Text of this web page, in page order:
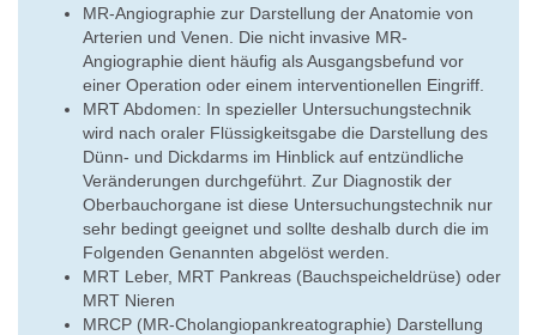
MR-Angiographie zur Darstellung der Anatomie von
Arterien und Venen. Die nicht invasive MR-
Angiographie dient häufig als Ausgangsbefund vor
einer Operation oder einem interventionellen Eingriff.
MRT Abdomen: In spezieller Untersuchungstechnik
wird nach oraler Flüssigkeitsgabe die Darstellung des
Dünn- und Dickdarms im Hinblick auf entzündliche
Veränderungen durchgeführt. Zur Diagnostik der
Oberbauchorgane ist diese Untersuchungstechnik nur
sehr bedingt geeignet und sollte deshalb durch die im
Folgenden Genannten abgelöst werden.
MRT Leber, MRT Pankreas (Bauchspeicheldrüse) oder
MRT Nieren
MRCP (MR-Cholangiopankreatographie) Darstellung